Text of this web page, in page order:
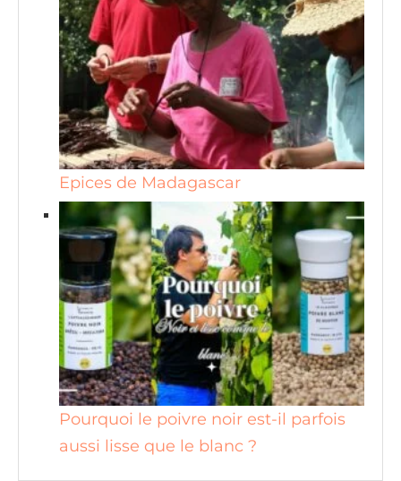
Epices de Madagascar
Pourquoi le poivre noir est-il parfois
aussi lisse que le blanc ?